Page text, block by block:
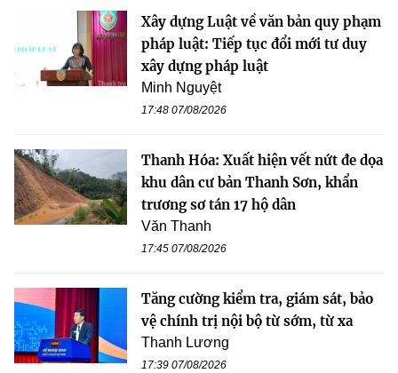
Xây dựng Luật về văn bản quy phạm
pháp luật: Tiếp tục đổi mới tư duy
xây dựng pháp luật
Minh Nguyệt
17:48 07/08/2026
Thanh Hóa: Xuất hiện vết nứt đe dọa
khu dân cư bản Thanh Sơn, khẩn
trương sơ tán 17 hộ dân
Văn Thanh
17:45 07/08/2026
Tăng cường kiểm tra, giám sát, bảo
vệ chính trị nội bộ từ sớm, từ xa
Thanh Lương
17:39 07/08/2026